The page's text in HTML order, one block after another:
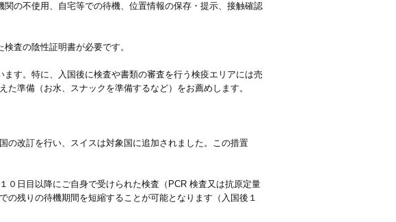
の不使用、自宅等での待機、位置情報の保存・提示、接触確認
査の陰性証明書が必要です。
す。特に、入国後に検査や書類の審査を行う検疫エリアには売
準備（お水、スナックを準備するなど）をお薦めします。
改訂を行い、スイスは対象国に追加されました。この措置
日目以降にご自身で受けられた検査（PCR 検査又は抗原定量
残りの待機期間を短縮することが可能となります（入国後１